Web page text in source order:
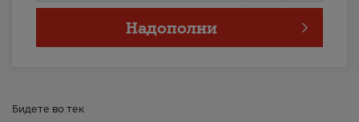
Надополни
Бидете во тек